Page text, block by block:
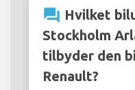
question_answer Hvilket
Stockholm
tilbyder den
Renault?